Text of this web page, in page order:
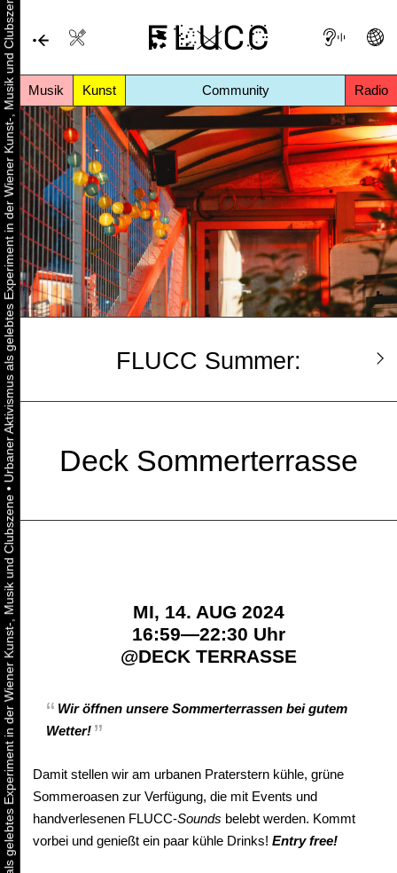
Musik Kunst Community Radio
Urbaner Aktivismus als gelebtes Experiment in der Wiener Kunst-, Musik und Clubszene
•
Urbaner Aktivismus als gelebtes Experiment in der Wiener Kunst-, Musik und Clubszene FLUCC Summer:
Deck Sommerterrasse
MI, 14. AUG 2024
16:59—22:30 Uhr
@DECK TERRASSE
Wir öffnen unsere Sommerterrassen bei gutem
Wetter!
Damit stellen wir am urbanen Praterstern kühle, grüne
Sommeroasen zur Verfügung, die mit Events und
handverlesenen FLUCC-Sounds belebt werden. Kommt
vorbei und genießt ein paar kühle Drinks! Entry free!